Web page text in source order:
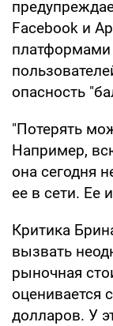
Facebook и
платформами
опасность
"Потерять
Например,
она сегодня
ее в сети. Ее
Критика
вызвать
рыночная
оценивается
долларов. У